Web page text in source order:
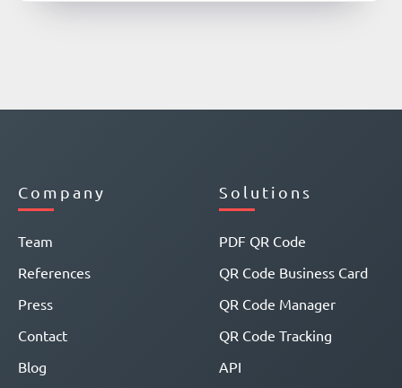
Company
Team
References
Press
Contact
Blog
Solutions
PDF QR Code
QR Code Business Card
QR Code Manager
QR Code Tracking
API